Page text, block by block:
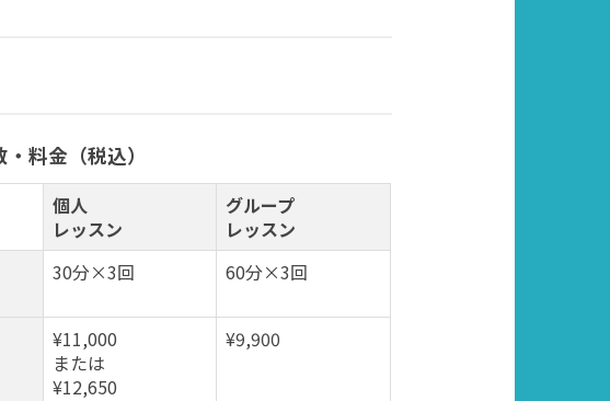
料金（税込）
個人
レッスン
グループ
レッスン
30分×3回 60分×3回
¥11,000
または
¥12,650
¥9,900